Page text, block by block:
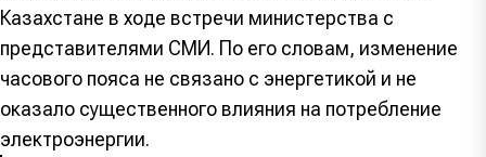
Казахстане в ходе встречи министерства с
представителями СМИ. По его словам, изменение
часового пояса не связано с энергетикой и не
оказало существенного влияния на потребление
электроэнергии.